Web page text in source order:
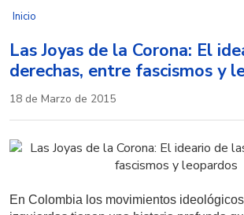
Inicio
Las Joyas de la Corona: El
derechas, entre fascismos y
18 de Marzo de 2015
En Colombia los movimientos